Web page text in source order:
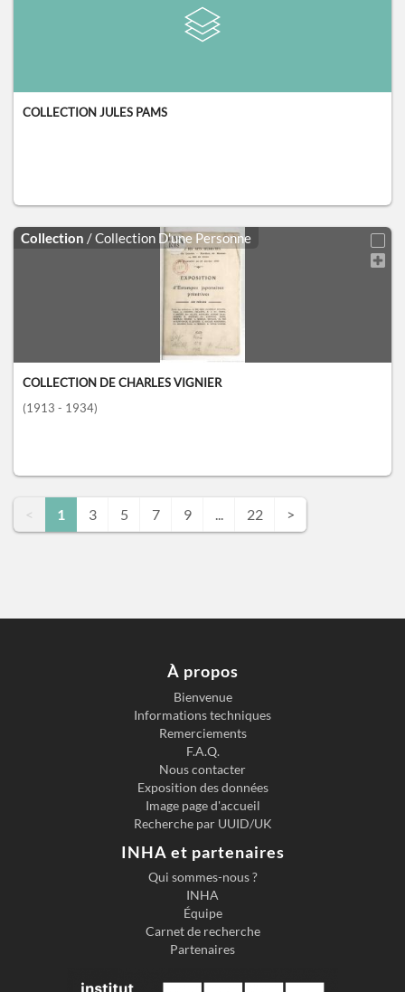
COLLECTION JULES PAMS
Collection / Collection D'une Personne
COLLECTION DE CHARLES VIGNIER
(1913 - 1934)
< 1 3 5 7 9 ... 22 >
À propos
Bienvenue
Informations techniques
Remerciements
F.A.Q.
Nous contacter
Exposition des données
Image page d'accueil
Recherche par UUID/UK
INHA et partenaires
Qui sommes-nous ?
INHA
Équipe
Carnet de recherche
Partenaires